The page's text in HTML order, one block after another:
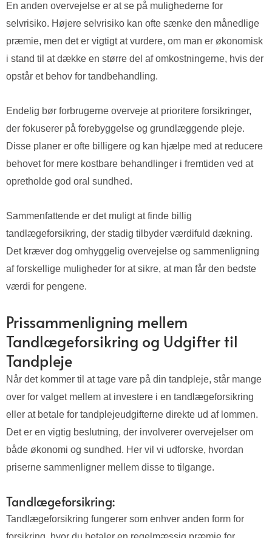
En anden overvejelse er at se på mulighederne for
selvrisiko. Højere selvrisiko kan ofte sænke den månedlige
præmie, men det er vigtigt at vurdere, om man er økonomisk
i stand til at dække en større del af omkostningerne, hvis der
opstår et behov for tandbehandling.
Endelig bør forbrugerne overveje at prioritere forsikringer,
der fokuserer på forebyggelse og grundlæggende pleje.
Disse planer er ofte billigere og kan hjælpe med at reducere
behovet for mere kostbare behandlinger i fremtiden ved at
opretholde god oral sundhed.
Sammenfattende er det muligt at finde billig
tandlægeforsikring, der stadig tilbyder værdifuld dækning.
Det kræver dog omhyggelig overvejelse og sammenligning
af forskellige muligheder for at sikre, at man får den bedste
værdi for pengene.
Prissammenligning mellem
Tandlægeforsikring og Udgifter til
Tandpleje
Når det kommer til at tage vare på din tandpleje, står mange
over for valget mellem at investere i en tandlægeforsikring
eller at betale for tandplejeudgifterne direkte ud af lommen.
Det er en vigtig beslutning, der involverer overvejelser om
både økonomi og sundhed. Her vil vi udforske, hvordan
priserne sammenligner mellem disse to tilgange.
Tandlægeforsikring:
Tandlægeforsikring fungerer som enhver anden form for